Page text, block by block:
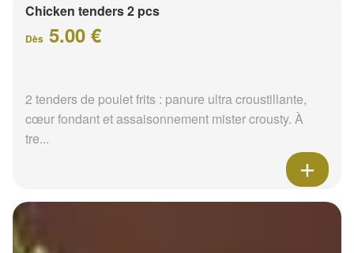
Chicken tenders 2 pcs
Dès 5.00 €
2 tenders de poulet frits : panure ultra croustillante,
cœur fondant et assaisonnement mister crousty. À
tre...